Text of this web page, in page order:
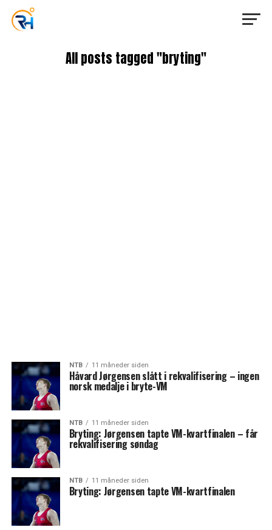
All posts tagged "bryting"
NTB 11 måneder siden
Håvard Jørgensen slått i rekvalifisering – ingen
norsk medalje i bryte-VM
NTB 11 måneder siden
Bryting: Jørgensen tapte VM-kvartfinalen – får
rekvalifisering søndag
NTB 11 måneder siden
Bryting: Jørgensen tapte VM-kvartfinalen